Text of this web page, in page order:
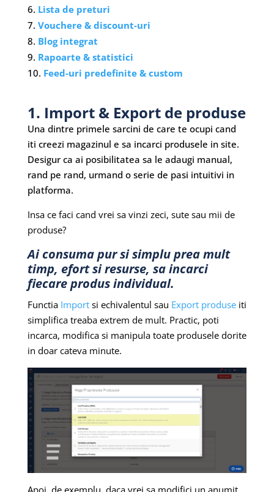
Lista de preturi
Vouchere & discount-uri
Blog integrat
Rapoarte & statistici
Feed-uri predefinite & custom
1. Import & Export de produse
Una dintre primele sarcini de care te ocupi cand
iti creezi magazinul e sa incarci produsele in site.
Desigur ca ai posibilitatea sa le adaugi manual,
rand pe rand, urmand o serie de pasi intuitivi in
platforma.
Insa ce faci cand vrei sa vinzi zeci, sute sau mii de
produse?
Ai consuma pur si simplu prea mult
timp, efort si resurse, sa incarci
fiecare produs individual.
Functia Importsi echivalentul sau Export produseiti
simplifica treaba extrem de mult. Practic, poti
incarca, modifica si manipula toate produsele dorite
in doar cateva minute.